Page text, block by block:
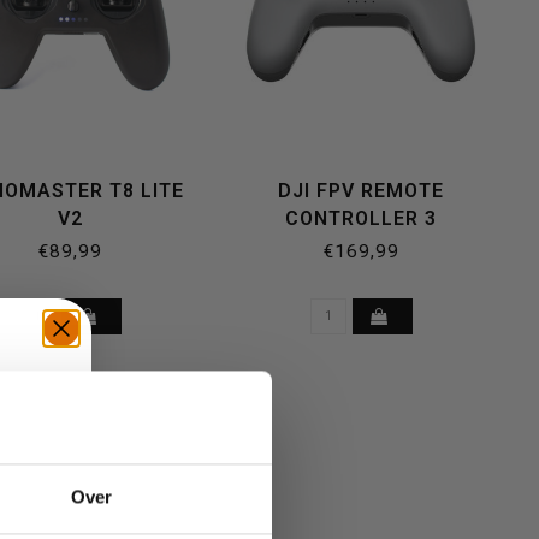
Over
T8 LITE
V2
€89,99
DJI FPV REMOTE
CONTROLLER 3
€169,99